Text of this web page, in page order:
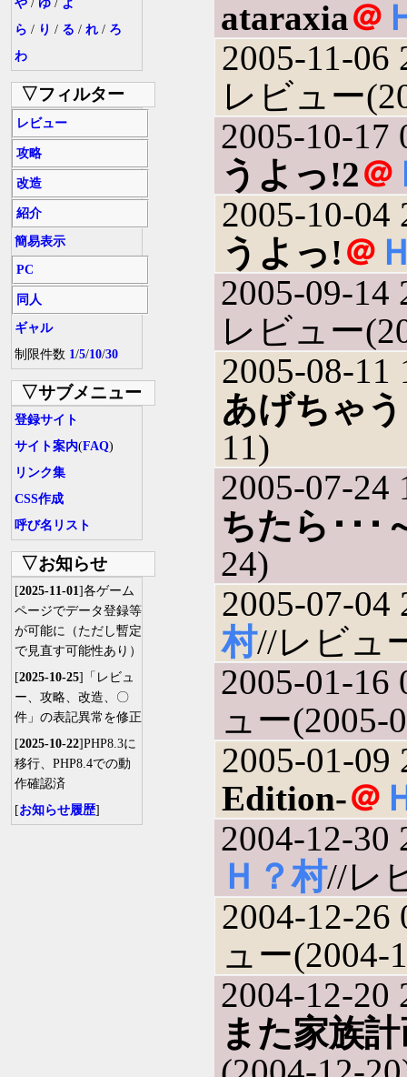
や / ゆ / よ
ら / り / る / れ / ろ
わ
▽フィルター
レビュー
攻略
改造
紹介
簡易表示
PC
同人
ギャル
制限件数 1/5/10/30
▽サブメニュー
登録サイト
サイト案内(FAQ)
リンク集
CSS作成
呼び名リスト
▽お知らせ
[2025-11-01]各ゲーム
ページでデータ登録等
が可能に（ただし暫定
で見直す可能性あり）
[2025-10-25]「レビュ
ー、攻略、改造、〇
件」の表記異常を修正
[2025-10-22]PHP8.3に
移行、PHP8.4での動
作確認済
[お知らせ履歴]
ataraxia＠
2005-11-06
レビュー
2005-10-17
うよっ!2＠
2005-10-04
うよっ!＠
2005-09-14
レビュー
2005-08-11
あげちゃう
11)
2005-07-24
ちたら･･･
24)
2005-07-04
村//レビュ
2005-01-16
ュー(2005-
2005-01-09
Edition-＠
2004-12-30
Ｈ？村//レ
2004-12-26
ュー(2004-
2004-12-20
また家族